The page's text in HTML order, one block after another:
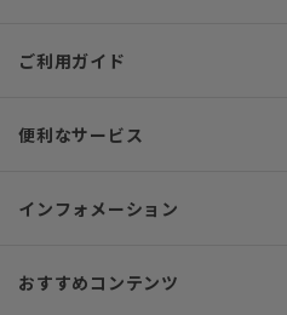
ご利用ガイド
便利なサービス
インフォメーション
おすすめコンテンツ